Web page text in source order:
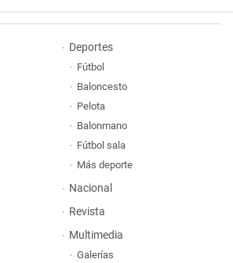
Deportes
Fútbol
Baloncesto
Pelota
Balonmano
Fútbol sala
Más deporte
Nacional
Revista
Multimedia
Galerías